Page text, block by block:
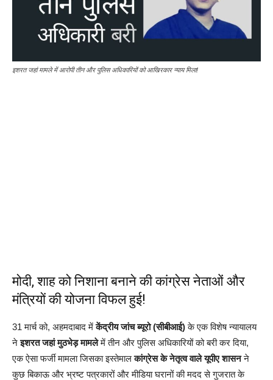
इशरत जहां मामले में आरोपी तीन और पुलिस अधिकारियों को आखिरकार न्याय मिला!
मोदी, शाह को निशाना बनाने की कांग्रेस नेताओं और
मंत्रियों की योजना विफल हुई!
31 मार्च को, अहमदाबाद मेंकेंद्रीय जांच ब्यूरो (सीबीआई)के एक विशेष न्यायालय
नेइशरत जहां मुठभेड़ मामलेमें तीन और पुलिस अधिकारियों को बरी कर दिया,
एक ऐसा फर्जी मामला जिसका इस्तेमालकांग्रेस के नेतृत्व वाले यूपीए शासनने
कुछ बिकाऊ और भ्रष्ट पत्रकारों और मीडिया घरानों की मदद से गुजरात के